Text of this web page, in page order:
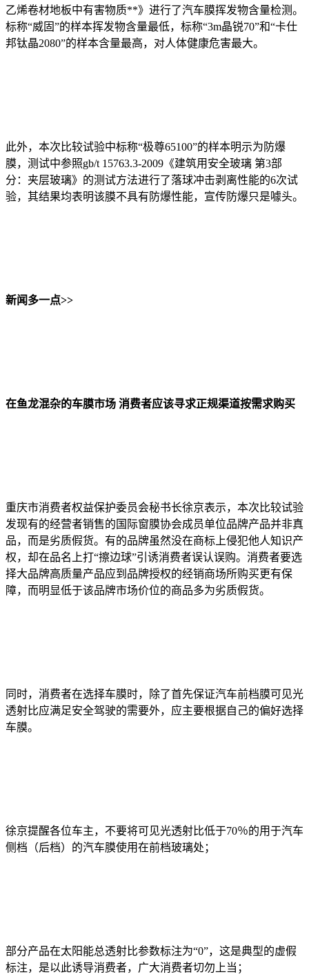
乙烯卷材地板中有害物质**》进行了汽车膜挥发物含量检测。
标称“威固”的样本挥发物含量最低，标称“3m晶锐70”和“卡仕
邦钛晶2080”的样本含量最高，对人体健康危害最大。
此外，本次比较试验中标称“极尊65100”的样本明示为防爆
膜，测试中参照gb/t 15763.3-2009《建筑用安全玻璃 第3部
分：夹层玻璃》的测试方法进行了落球冲击剥离性能的6次试
验，其结果均表明该膜不具有防爆性能，宣传防爆只是噱头。
新闻多一点>>
在鱼龙混杂的车膜市场 消费者应该寻求正规渠道按需求购买
重庆市消费者权益保护委员会秘书长徐京表示，本次比较试验
发现有的经营者销售的国际窗膜协会成员单位品牌产品并非真
品，而是劣质假货。有的品牌虽然没在商标上侵犯他人知识产
权，却在品名上打“擦边球”引诱消费者误认误购。消费者要选
择大品牌高质量产品应到品牌授权的经销商场所购买更有保
障，而明显低于该品牌市场价位的商品多为劣质假货。
同时，消费者在选择车膜时，除了首先保证汽车前档膜可见光
透射比应满足安全驾驶的需要外，应主要根据自己的偏好选择
车膜。
徐京提醒各位车主，不要将可见光透射比低于70％的用于汽车
侧档（后档）的汽车膜使用在前档玻璃处；
部分产品在太阳能总透射比参数标注为“0”，这是典型的虚假
标注，是以此诱导消费者，广大消费者切勿上当；